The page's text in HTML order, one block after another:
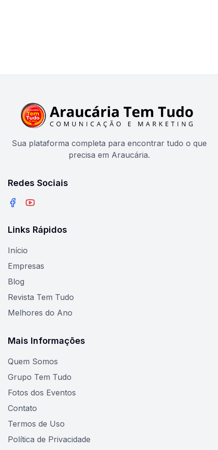
Sua plataforma completa para encontrar tudo o que
precisa em Araucária.
Redes Sociais
Links Rápidos
Início
Empresas
Blog
Revista Tem Tudo
Melhores do Ano
Mais Informações
Quem Somos
Grupo Tem Tudo
Fotos dos Eventos
Contato
Termos de Uso
Política de Privacidade